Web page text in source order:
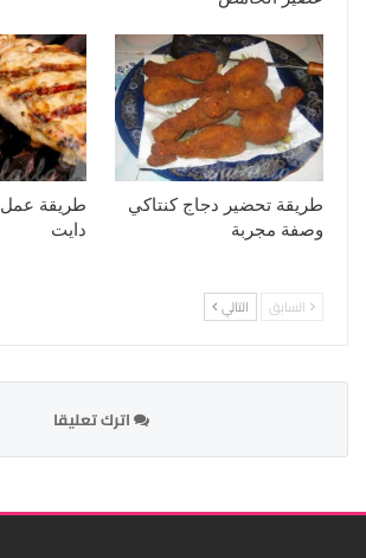
طريقة تحضير دجاج كنتاكي
وصفة مجربة
طريقة
دايت
السابق التالي
اترك تعليقا